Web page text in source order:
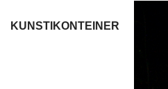
KUNSTIKONTEINER